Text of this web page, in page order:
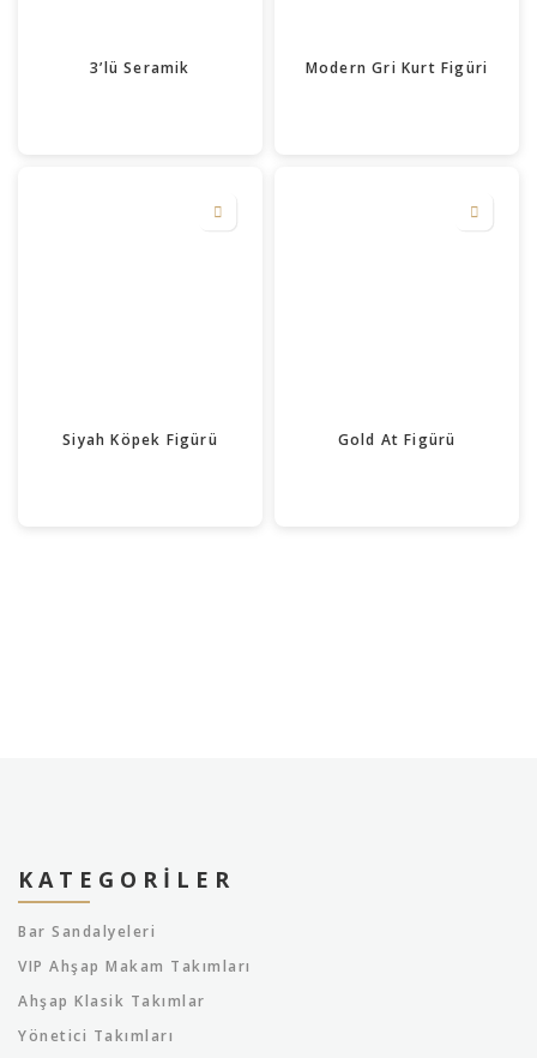
3’lü Seramik Modern Gri Kurt Figüri
Siyah Köpek Figürü Gold At Figürü
KATEGORILER
Bar Sandalyeleri
VIP Ahşap Makam Takımları
Ahşap Klasik Takımlar
Yönetici Takımları